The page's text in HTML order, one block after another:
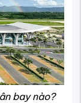
bay nào?